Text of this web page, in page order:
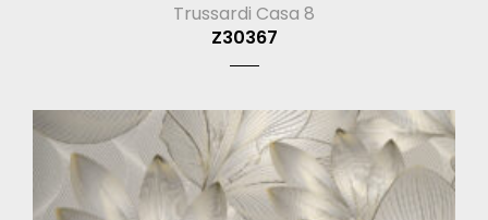
Trussardi Casa 8
Z30367